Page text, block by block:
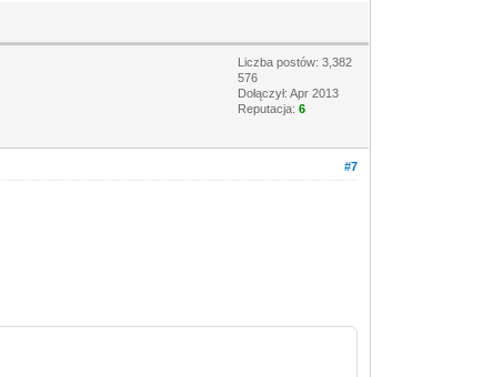
Liczba postów: 3,382
576
Dołączył: Apr 2013
Reputacja:6
#7